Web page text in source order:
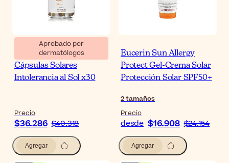
Aprobado por
dermatólogos
Heliocare Ultra D
Cápsulas Solares
Intolerancia al Sol x30
Precio
$36.286 $40.318
Agregar
Eucerin Sun Allergy
Protect Gel-Crema Solar
Protección Solar SPF50+
2tamaños
Precio
desde $16.908 $24.154
Agregar